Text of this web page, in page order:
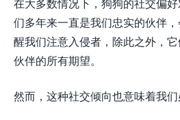
们多年来一直是我们忠实的伙伴
醒我们注意入侵者，除此之外，
伙伴的所有期望。
然而，这种社交倾向也意味着我们